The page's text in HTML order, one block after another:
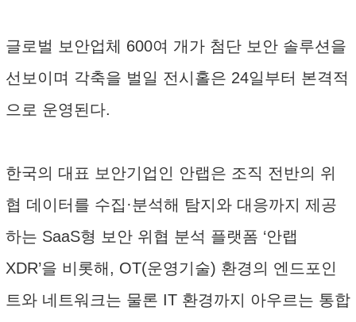
글로벌 보안업체 600여 개가 첨단 보안 솔루션을
선보이며 각축을 벌일 전시홀은 24일부터 본격적
으로 운영된다.
한국의 대표 보안기업인 안랩은 조직 전반의 위
협 데이터를 수집·분석해 탐지와 대응까지 제공
하는 SaaS형 보안 위협 분석 플랫폼 ‘안랩
XDR’을 비롯해, OT(운영기술) 환경의 엔드포인
트와 네트워크는 물론 IT 환경까지 아우르는 통합